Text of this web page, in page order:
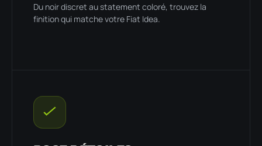
Du noir discret au statement coloré, trouvez la
finition qui matche votre Fiat Idea.